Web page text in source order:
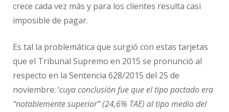
crece cada vez más y para los clientes resulta casi
imposible de pagar.
Es tal la problemática que surgió con estas tarjetas
que el Tribunal Supremo en 2015 se pronunció al
respecto en la Sentencia 628/2015 del 25 de
noviembre: ‘cuya conclusión fue que el tipo pactado era
“notablemente superior” (24,6% TAE) al tipo medio del